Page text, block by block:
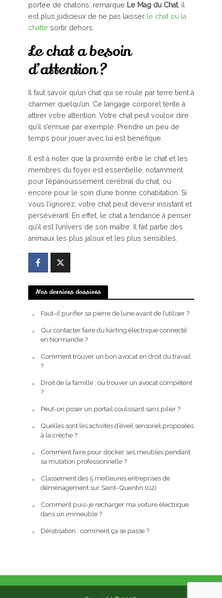
portée de chatons, remarque Le Mag du Chat, il
est plus judicieux de ne pas laisser le chat ou la
chatte sortir dehors.
Le chat a besoin
d’attention ?
Il faut savoir qu’un chat qui se roule par terre tient à
charmer quelqu’un. Ce langage corporel tente à
attirer votre attention. Votre chat peut vouloir dire
qu’il s’ennuie par exemple. Prendre un peu de
temps pour jouer avec lui est bénéfique.
Il est à noter que la proximité entre le chat et les
membres du foyer est essentielle, notamment
pour l’épanouissement cérébral du chat, ou
encore pour le soin d’une bonne cohabitation. Si
vous l’ignorez, votre chat peut devenir insistant et
persévérant. En effet, le chat a tendance à penser
qu’il est l’univers de son maître. Il fait partie des
animaux les plus jaloux et les plus sensibles.
Nos derniers dossiers
Faut-il purifier sa pierre de lune avant de l’utiliser ?
Qui contacter faire du karting électrique connecté
en Normandie ?
Comment trouver un bon avocat en droit du travail
?
Droit de la famille : où trouver un avocat compétent
?
Peut-on poser un portail coulissant sans pilier ?
Quelles sont les activités d’éveil sensoriel proposées
à la crèche ?
Comment faire pour stocker ses meubles pendant
sa mutation professionnelle ?
Classement des 5 meilleures entreprises de
déménagement sur Saint-Quentin (02)
Comment puis-je recharger ma voiture électrique
dans un immeuble ?
Dératisation : comment ça se passe ?